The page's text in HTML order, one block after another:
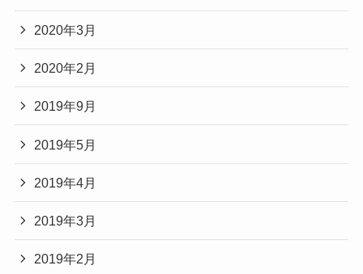
2020年3月
2020年2月
2019年9月
2019年5月
2019年4月
2019年3月
2019年2月